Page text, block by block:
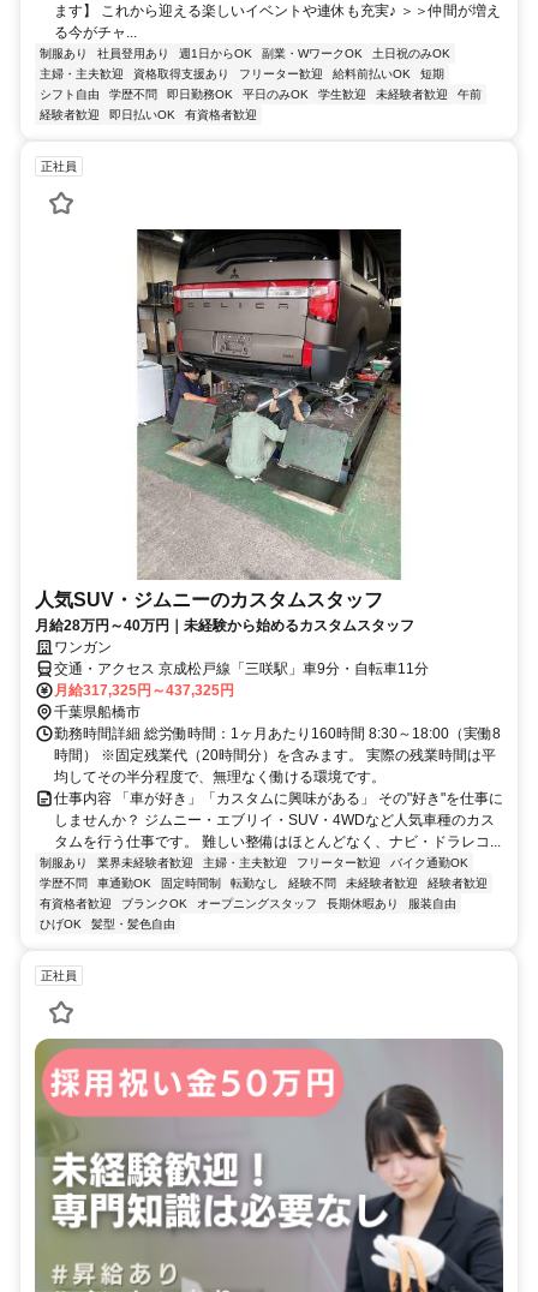
ます】 これから迎える楽しいイベントや連休も充実♪ ＞＞仲間が増え
る今がチャ...
制服あり 社員登用あり 週1日からOK 副業・WワークOK
土日祝のみOK
主婦・主夫歓迎
資格取得支援あり フリーター歓迎 給料前払いOK
短期
シフト自由
学歴不問 即日勤務OK 平日のみOK 学生歓迎 未経験者歓迎
午前
経験者歓迎
即日払いOK 有資格者歓迎
正社員
人気SUV・ジムニーのカスタムスタッフ
月給28万円～40万円｜未経験から始めるカスタムスタッフ
ワンガン
交通・アクセス 京成松戸線「三咲駅」車9分・自転車11分
月給317,325円～437,325円
千葉県船橋市
勤務時間詳細 総労働時間：1ヶ月あたり160時間 8:30～18:00（実働8
時間） ※固定残業代（20時間分）を含みます。 実際の残業時間は平
均してその半分程度で、無理なく働ける環境です。
仕事内容 「車が好き」「カスタムに興味がある」 その"好き"を仕事に
しませんか？ ジムニー・エブリイ・SUV・4WDなど人気車種のカス
タムを行う仕事です。 難しい整備はほとんどなく、ナビ・ドラレコ...
制服あり 業界未経験者歓迎 主婦・主夫歓迎 フリーター歓迎
バイク通勤OK
学歴不問
車通勤OK 固定時間制 転勤なし 経験不問 未経験者歓迎
経験者歓迎
有資格者歓迎
ブランクOK オープニングスタッフ 長期休暇あり
服装自由
ひげOK
髪型・髪色自由
正社員